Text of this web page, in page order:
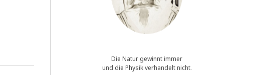
Die Natur gewinnt immer
und die Physik verhandelt nicht.